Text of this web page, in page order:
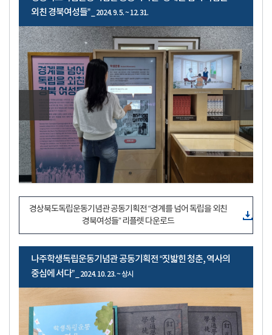
외친 경북여성들” _ 2024. 9. 5. ~ 12. 31.
경상북도독립운동기념관 공동기획전 “경계를 넘어 독립을 외친
경북여성들” 리플렛 다운로드
나주학생독립운동기념관 공동기획전 “짓밟힌 청춘, 역사의
중심에 서다” _ 2024. 10. 23. ~ 상시